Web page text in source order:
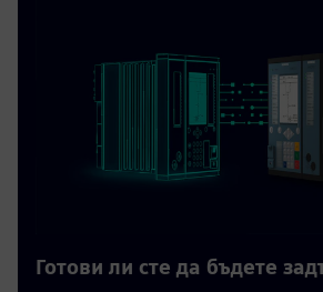
Готови ли сте да бъдете